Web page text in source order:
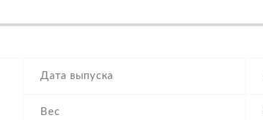
Дата выпуска
Вес